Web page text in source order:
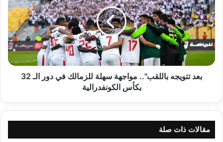
باللقب"..
مواجهة
سهلة
للزمالك
في
دور
الـ
بعد تتويجه باللقب".. مواجهة سهلة للزمالك في دور الـ 32
بكأس الكونفدرالية
مقالات ذات صلة